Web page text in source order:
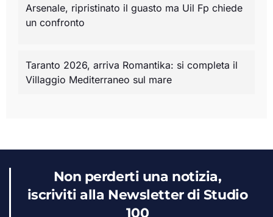
Arsenale, ripristinato il guasto ma Uil Fp chiede
un confronto
Taranto 2026, arriva Romantika: si completa il
Villaggio Mediterraneo sul mare
Non perderti una notizia,
iscriviti alla Newsletter di Studio
100